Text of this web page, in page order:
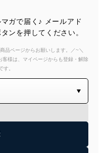
ガで届く♪ メールアド
ンを押してください。
ページからお願いします。／~＼
様は、マイページからも登録・解除
す。